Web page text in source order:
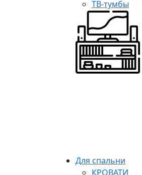
ТВ-тумбы
Для спальни
КРОВАТИ